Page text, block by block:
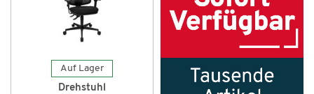
Auf Lager
Drehstuhl